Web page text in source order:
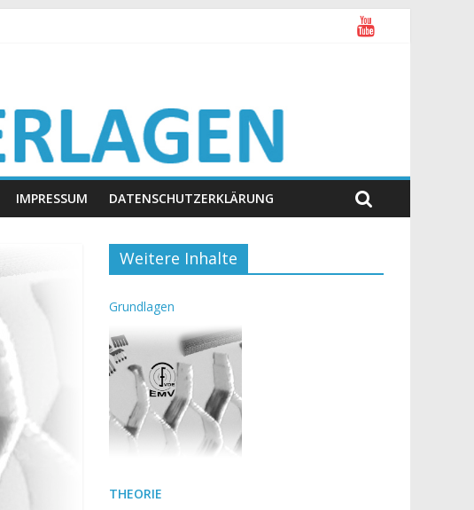
IMPRESSUM DATENSCHUTZERKLÄRUNG
Weitere Inhalte
Grundlagen
THEORIE